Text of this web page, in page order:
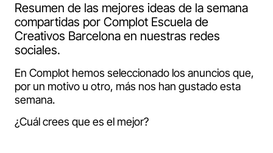
Resumen de las mejores ideas de la semana
compartidas por Complot Escuela de
Creativos Barcelona en nuestras redes
sociales.
En Complot hemos seleccionado los anuncios que,
por un motivo u otro, más nos han gustado esta
semana.
¿Cuál crees que es el mejor?